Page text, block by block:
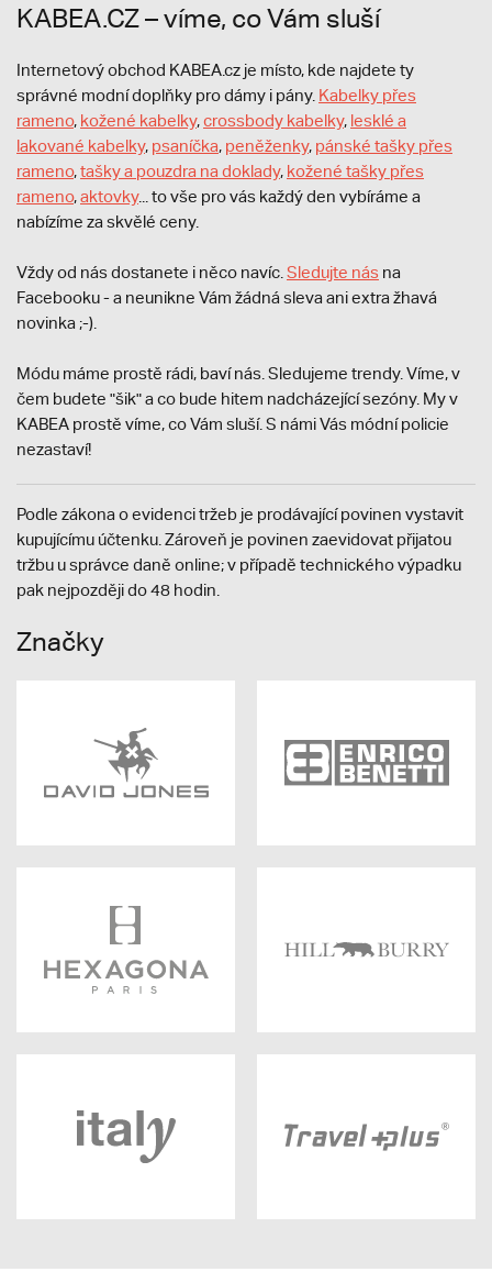
KABEA.CZ – víme, co Vám sluší
Internetový obchod KABEA.cz je místo, kde najdete ty
správné modní doplňky pro dámy i pány. Kabelky přes
rameno, kožené kabelky,crossbody kabelky, lesklé a
lakované kabelky, psaníčka, peněženky, pánské tašky přes
rameno,tašky a pouzdra na doklady, kožené tašky přes
rameno,aktovky... to vše pro vás každý den vybíráme a
nabízíme za skvělé ceny.
Vždy od nás dostanete i něco navíc. Sledujte nás na
Facebooku - a neunikne Vám žádná sleva ani extra žhavá
novinka ;-).
Módu máme prostě rádi, baví nás. Sledujeme trendy. Víme, v
čem budete "šik" a co bude hitem nadcházející sezóny. My v
KABEA prostě víme, co Vám sluší. S námi Vás módní policie
nezastaví!
Podle zákona o evidenci tržeb je prodávající povinen vystavit
kupujícímu účtenku. Zároveň je povinen zaevidovat přijatou
tržbu u správce daně online; v případě technického výpadku
pak nejpozději do 48 hodin.
Značky